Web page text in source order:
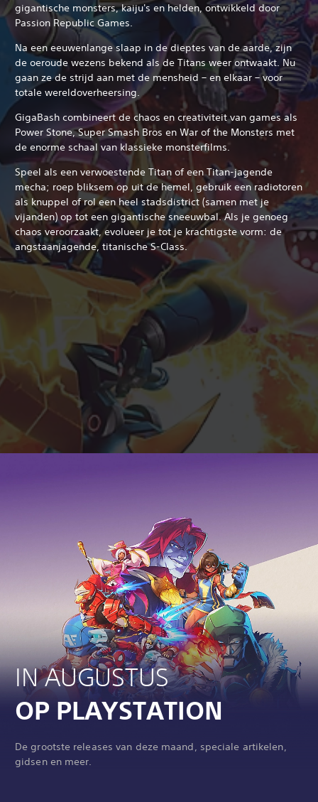
gigantische monsters, kaiju's en helden, ontwikkeld door
Passion Republic Games.
Na een eeuwenlange slaap in de dieptes van de aarde, zijn
de oeroude wezens bekend als de Titans weer ontwaakt. Nu
gaan ze de strijd aan met de mensheid – en elkaar – voor
totale wereldoverheersing.
GigaBash combineert de chaos en creativiteit van games als
Power Stone, Super Smash Bros en War of the Monsters met
de enorme schaal van klassieke monsterfilms.
Speel als een verwoestende Titan of een Titan-jagende
mecha; roep bliksem op uit de hemel, gebruik een radiotoren
als knuppel of rol een heel stadsdistrict (samen met je
vijanden) op tot een gigantische sneeuwbal. Als je genoeg
chaos veroorzaakt, evolueer je tot je krachtigste vorm: de
angstaanjagende, titanische S-Class.
IN AUGUSTUS
OP PLAYSTATION
De grootste releases van deze maand, speciale artikelen,
gidsen en meer.